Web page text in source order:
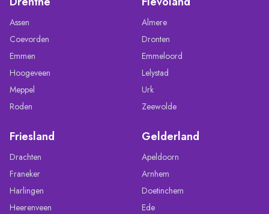
Assen
Coevorden
Emmen
Hoogeveen
Meppel
Roden
Almere
Dronten
Emmeloord
Lelystad
Urk
Zeewolde
Friesland
Drachten
Franeker
Harlingen
Heerenveen
Gelderland
Apeldoorn
Arnhem
Doetinchem
Ede